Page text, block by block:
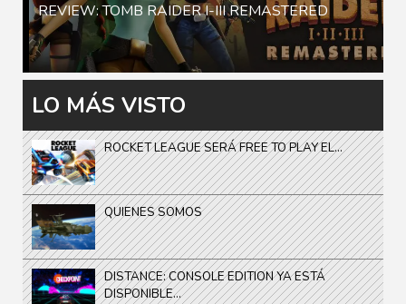
REVIEW: TOMB RAIDER I-III REMASTERED
LO MÁS VISTO
ROCKET LEAGUE SERÁ FREE TO PLAY EL...
QUIENES SOMOS
DISTANCE: CONSOLE EDITION YA ESTÁ
DISPONIBLE...